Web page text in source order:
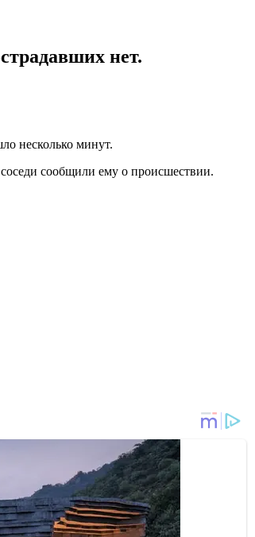
нет.
несколько минут.
сообщили ему о происшествии.